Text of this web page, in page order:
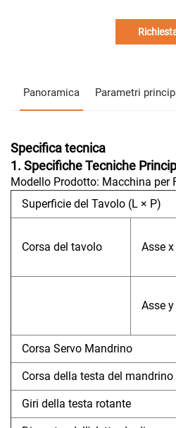
Panoramica Parametri
Specifica tecnica
1. Specifiche Tecniche
Modello Prodotto: Macchina per
Superficie del Tavolo (L × P)
Corsa del tavolo Asse x
Asse y
Corsa Servo Mandrino
Corsa della testa del mandrino
Giri della testa rotante